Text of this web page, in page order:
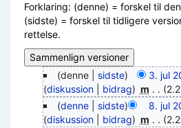
Forklaring: (denne) = forskel til
(sidste) = forskel til tidligere
rettelse.
(denne | sidste) 3. jul
(diskussion| bidrag) m . .
(denne| sidste) 8. jul
(diskussion| bidrag) m . .